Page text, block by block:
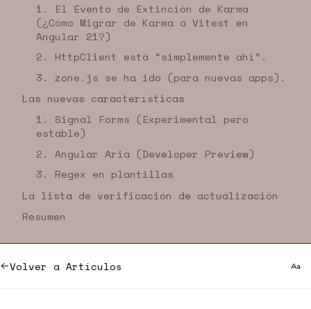
1. El Evento de Extinción de Karma
(¿Cómo Migrar de Karma a Vitest en
Angular 21?)
2. HttpClient está “simplemente ahí”.
3. zone.js se ha ido (para nuevas apps).
Las nuevas características
1. Signal Forms (Experimental pero
estable)
2. Angular Aria (Developer Preview)
3. Regex en plantillas
La lista de verificación de actualización
Resumen
Volver a Artículos